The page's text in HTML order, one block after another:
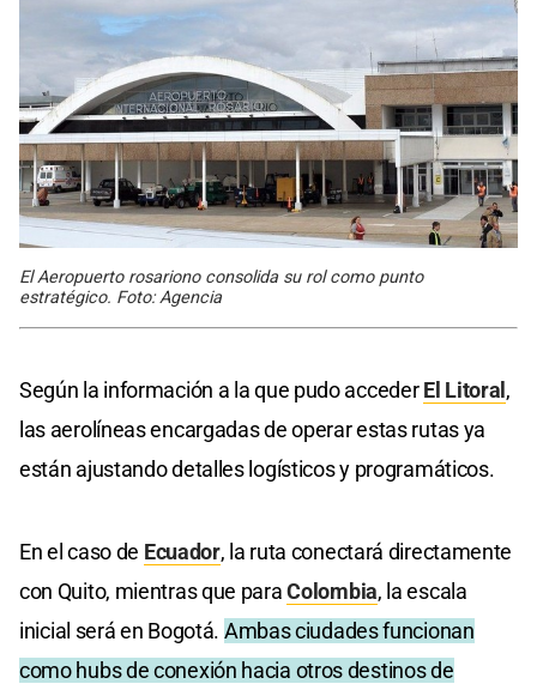
El Aeropuerto rosariono consolida su rol como punto
estratégico. Foto: Agencia
Según la información a la que pudo accederEl Litoral ,
las aerolíneas encargadas de operar estas rutas ya
están ajustando detalles logísticos y programáticos.
En el caso de Ecuador, la ruta conectará directamente
con Quito, mientras que paraColombia, la escala
inicial será en Bogotá. Ambas ciudades funcionan
como hubs de conexión hacia otros destinos de